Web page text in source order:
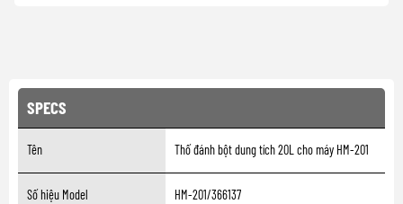
SPECS
Tên Thố đánh bột dung tích 20L cho máy HM-201
Số hiệu Model HM-201/366137